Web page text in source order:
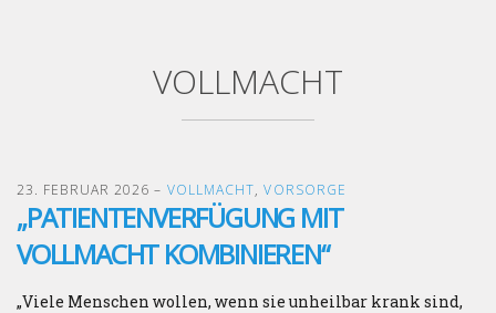
VOLLMACHT
23. FEBRUAR 2026 – VOLLMACHT,VORSORGE
„PATIENTENVERFÜGUNG MIT
VOLLMACHT KOMBINIEREN“
„Viele Menschen wollen, wenn sie unheilbar krank sind,